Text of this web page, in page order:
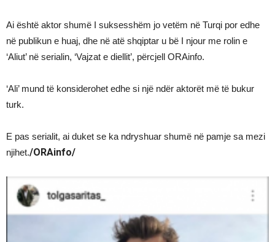
Ai është aktor shumë I suksesshëm jo vetëm në Turqi por edhe
në publikun e huaj, dhe në atë shqiptar u bë I njour me rolin e
‘Aliut’ në serialin, ‘Vajzat e diellit’, përcjell ORAinfo.
‘Ali’ mund të konsiderohet edhe si një ndër aktorët më të bukur
turk.
E pas serialit, ai duket se ka ndryshuar shumë në pamje sa mezi
njihet./ORAinfo/